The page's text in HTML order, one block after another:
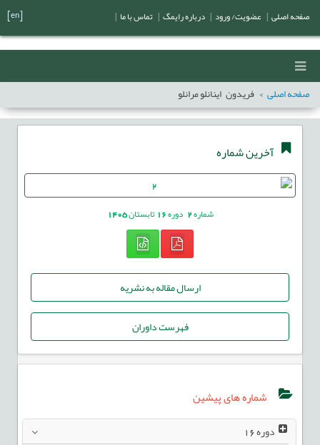
صفحه اصلی فریدون اینانلو مرانلو
آخرین شماره
شماره2 دوره16تابستان1405
ارسال مقاله به نشریه
فهرست داوران
شماره های پیشین
دوره16
صفحه اصلی عضویت/ ورود درباره رایمگ تماس با ما